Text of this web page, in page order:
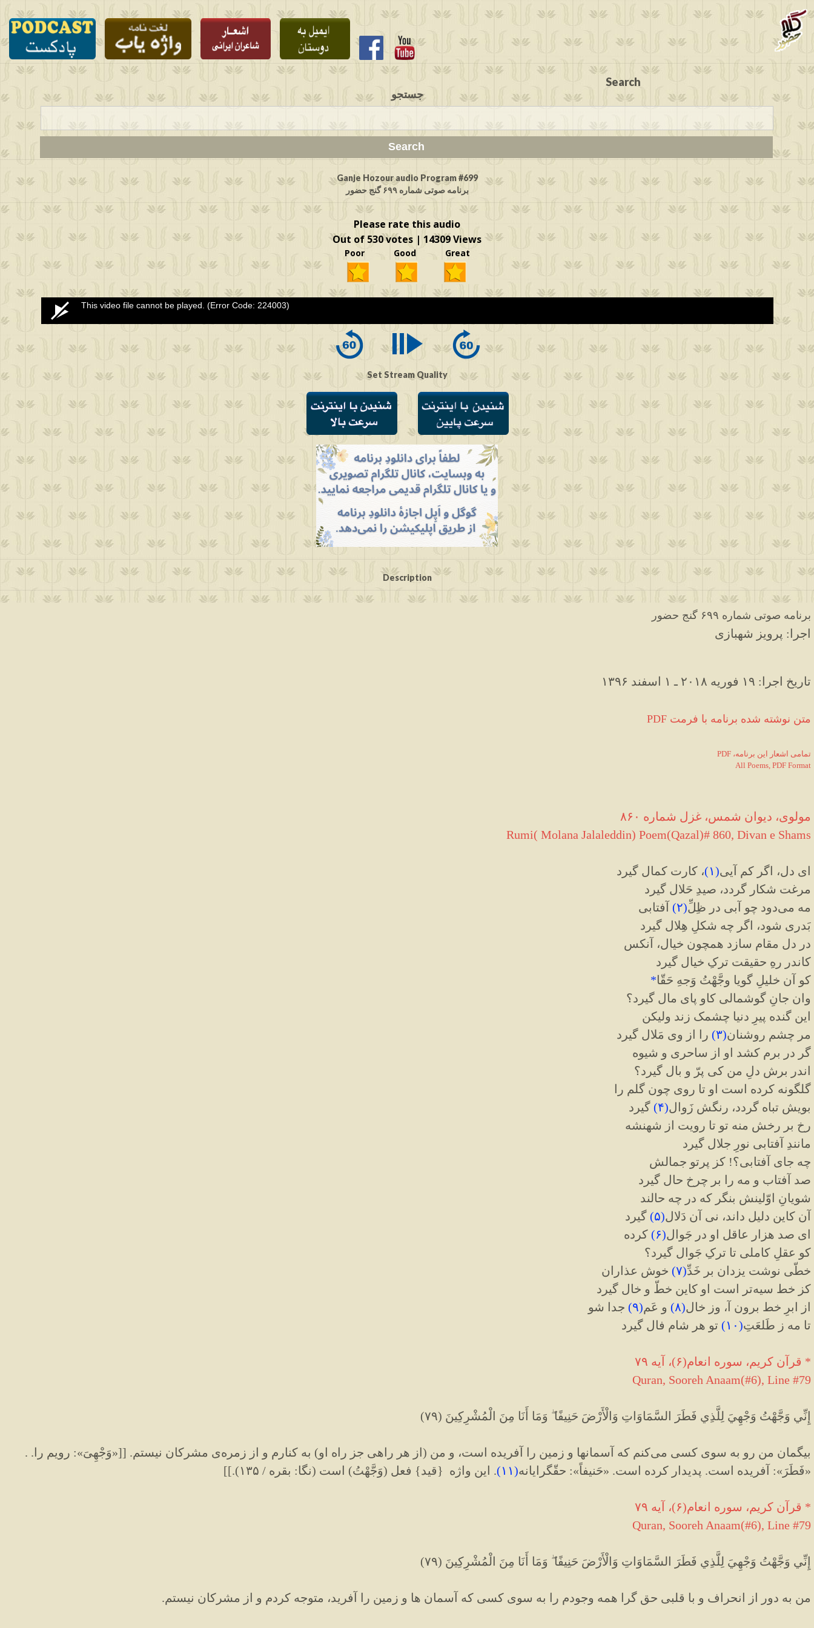
Search
جستجو
Ganje Hozour audio Program #699
برنامه صوتی شماره ۶۹۹ گنج حضور
Please rate this audio
Out of 530 votes | 14309 Views
Poor Good Great
seconds
This video file cannot be played. (Error Code: 224003)
Set Stream Quality
Description
برنامه صوتی شماره ۶۹۹ گنج حضور
اجرا: پرویز شهبازی
۱۳۹۶ تاریخ اجرا: ۱۹ فوریه ۲۰۱۸ ـ ۱ اسفند
PDF متن نوشته شده برنامه با فرمت
PDF ،تمامی اشعار این برنامه
All Poems, PDF Format
مولوی، دیوان شمس، غزل شماره ۸۶۰
Rumi( Molana Jalaleddin) Poem(Qazal)# 860, Divan e Shams
ای دل، اگر کم آیی(۱)، کارت کمال گیرد
مرغت شکار گردد، صیدِ حَلال گیرد
مه می‌دود چو آبی در ظِلِّ(۲) آفتابی
بَدری شود، اگر چه شکلِ هِلال گیرد
در دل مقام سازد همچون خیال، آنکس
کاندر رهِ حقیقت ترکِ خیال گیرد
کو آن خلیلِ گویا وجَّهْتُ وَجهِ حَقّا*
وان جانِ گوشمالی کاو پای مال گیرد؟
این گنده پیرِ دنیا چشمک زند ولیکن
مر چشم روشنان(۳) را از وی مَلال گیرد
گر در برم کشد او از ساحری و شیوه
اندر برش دلِ من کی پرّ و بال گیرد؟
گلگونه کرده است او تا روی چون گلم را
بویش تباه گردد، رنگش زَوال(۴) گیرد
رخ بر رخش منه تو تا رویت از شهنشه
مانندِ آفتابی نورِ جلال گیرد
چه جای آفتابی؟! کز پرتو جمالش
صد آفتاب و مه را بر چرخ حال گیرد
شویانِ اوّلینش بنگر که در چه حالند
آن کاین دلیل داند، نی آن دَلال(۵) گیرد
ای صد هزار عاقل او در جَوال(۶) کرده
کو عقلِ کاملی تا ترکِ جَوال گیرد؟
خطّی نوشت یزدان بر خَدِّ(۷) خوش عذاران
کز خط سیه‌تر است او کاین خطّ و خال گیرد
از ابرِ خط برون آ، وز خال(۸) و عَم(۹) جدا شو
تا مه ز طَلعَتِ(۱۰) تو هر شام فال گیرد
* قرآن کریم، سوره انعام(۶)، آیه ۷۹
Quran, Sooreh Anaam(#6), Line #79
إِنِّي وَجَّهْتُ وَجْهِيَ لِلَّذِي فَطَرَ السَّمَاوَاتِ وَالْأَرْضَ حَنِيفًا ۖ وَمَا أَنَا مِنَ الْمُشْرِكِينَ (٧٩)
بیگمان من رو به سوی کسی می‌کنم که آسمانها و زمین را آفریده است، و من (از هر راهی جز راه او) به کنارم و از زمره‌ی مشرکان نیستم. [[«وَجْهِیَ»: رویم را. .
«فَطَرَ»: آفریده است. پدیدار کرده است. «حَنیفاً»: حقّگرایانه(۱۱). این واژه {قید} فعل (وَجَّهْتُ) است (نگا: بقره / ۱۳۵).]]
* قرآن کریم، سوره انعام(۶)، آیه ۷۹
Quran, Sooreh Anaam(#6), Line #79
إِنِّي وَجَّهْتُ وَجْهِيَ لِلَّذِي فَطَرَ السَّمَاوَاتِ وَالْأَرْضَ حَنِيفًا ۖ وَمَا أَنَا مِنَ الْمُشْرِكِينَ (٧٩)
من به دور از انحراف و با قلبی حق گرا همه وجودم را به سوی کسی که آسمان ها و زمین را آفرید، متوجه کردم و از مشرکان نیستم.